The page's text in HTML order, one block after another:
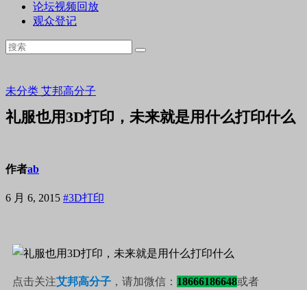
论坛视频回放
观众登记
未分类 艾邦高分子
礼服也用3D打印，未来就是用什么打印什么
作者ab
6 月 6, 2015 #3D打印
点击关注艾邦高分子 ，请加微信： 18666186648或者